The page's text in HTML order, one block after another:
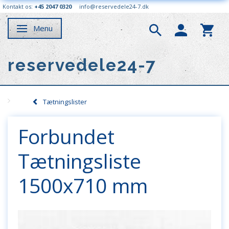
Kontakt os: +45 2047 0320 info@reservedele24-7.dk
Skifte navigation
Menu
reservedele24-7
Tætningslister
Forbundet
Tætningsliste
1500x710 mm